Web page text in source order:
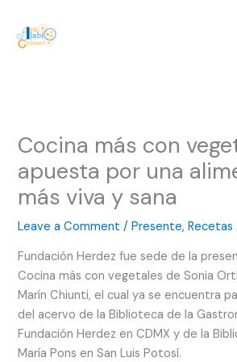
content
Cocina más con
apuesta por una
más viva y sana
Leave a Comment /Presente,Recetas
Fundación Herdez fue sede de la
Cocina más con vegetales de Sonia
Marín Chiunti, el cual ya se encuentra
del acervo de la Biblioteca de la
Fundación Herdez en CDMX y de la
María Pons en San Luis Potosí.